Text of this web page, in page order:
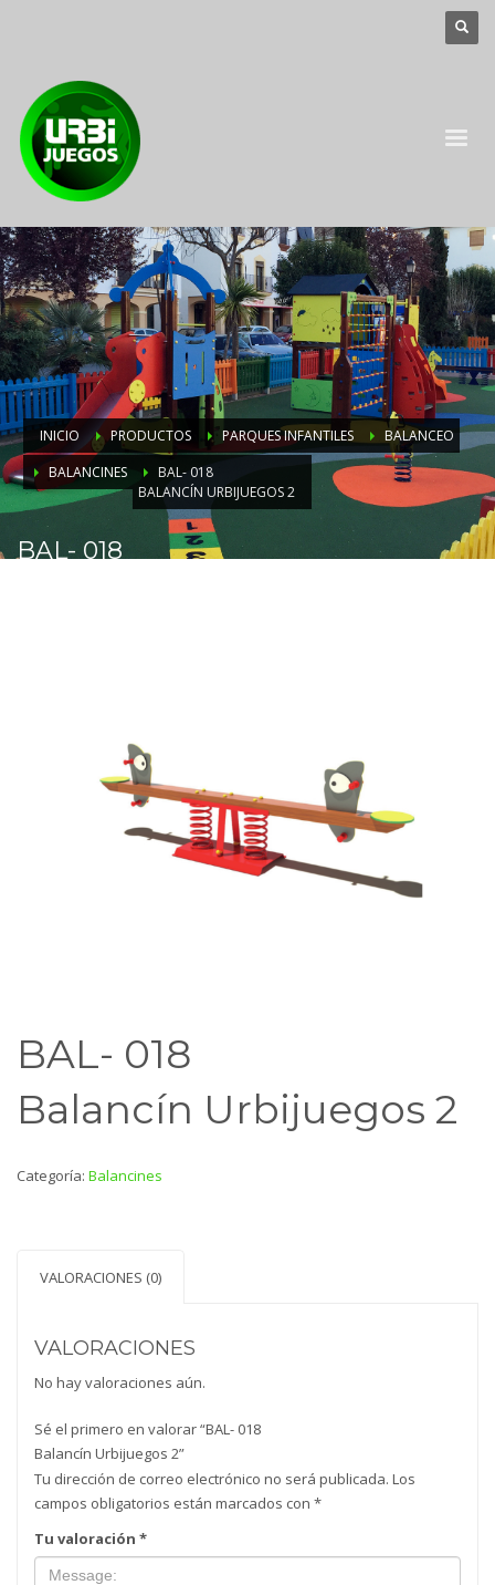
INICIO PRODUCTOS PARQUES INFANTILES
BALANCEO
BALANCINES
BAL- 018
BALANCÍN URBIJUEGOS 2
BAL- 018
BAL- 018
Balancín Urbijuegos 2
Categoría: Balancines
VALORACIONES (0)
VALORACIONES
No hay valoraciones aún.
Sé el primero en valorar “BAL- 018
Balancín Urbijuegos 2”
Tu dirección de correo electrónico no será publicada. Los
campos obligatorios están marcados con *
Tu valoración *